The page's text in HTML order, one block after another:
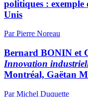
politiques : exemple
Unis
Par Pierre Noreau
Bernard BONIN et
Innovation
Montréal, Gaëtan
Par Michel Duquette